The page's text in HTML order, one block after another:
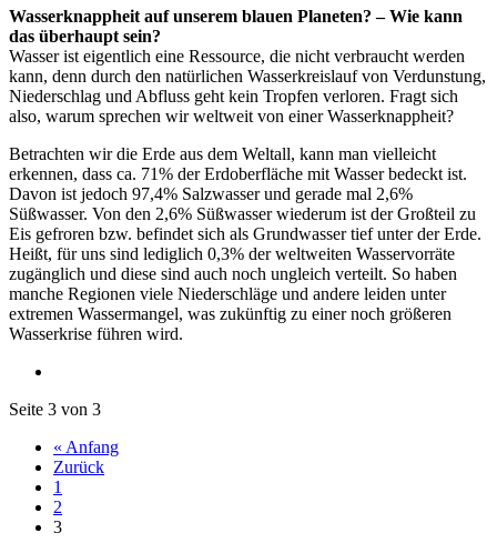
Wasserknappheit auf unserem blauen Planeten? – Wie kann
das überhaupt sein?
Wasser ist eigentlich eine Ressource, die nicht verbraucht werden
kann, denn durch den natürlichen Wasserkreislauf von Verdunstung,
Niederschlag und Abfluss geht kein Tropfen verloren. Fragt sich
also, warum sprechen wir weltweit von einer Wasserknappheit?
Betrachten wir die Erde aus dem Weltall, kann man vielleicht
erkennen, dass ca. 71% der Erdoberfläche mit Wasser bedeckt ist.
Davon ist jedoch 97,4% Salzwasser und gerade mal 2,6%
Süßwasser. Von den 2,6% Süßwasser wiederum ist der Großteil zu
Eis gefroren bzw. befindet sich als Grundwasser tief unter der Erde.
Heißt, für uns sind lediglich 0,3% der weltweiten Wasservorräte
zugänglich und diese sind auch noch ungleich verteilt. So haben
manche Regionen viele Niederschläge und andere leiden unter
extremen Wassermangel, was zukünftig zu einer noch größeren
Wasserkrise führen wird.
Seite 3 von 3
« Anfang
Zurück
1
2
3